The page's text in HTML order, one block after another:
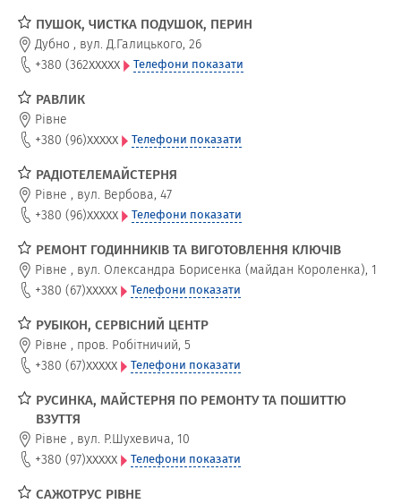
ПУШОК, ЧИСТКА ПОДУШОК, ПЕРИН
Дубно , вул. Д.Галицького, 26
+380 (362xxxxx Телефони показати
РАВЛИК
Рівне
+380 (96)xxxxx Телефони показати
РАДІОТЕЛЕМАЙСТЕРНЯ
Рівне , вул. Вербова, 47
+380 (96)xxxxx Телефони показати
РЕМОНТ ГОДИННИКІВ ТА ВИГОТОВЛЕННЯ КЛЮЧІВ
Рівне , вул. Олександра Борисенка (майдан Короленка), 1
+380 (67)xxxxx Телефони показати
РУБІКОН, СЕРВІСНИЙ ЦЕНТР
Рівне , пров. Робітничий, 5
+380 (67)xxxxx Телефони показати
РУСИНКА, МАЙСТЕРНЯ ПО РЕМОНТУ ТА ПОШИТТЮ
ВЗУТТЯ
Рівне , вул. Р.Шухевича, 10
+380 (97)xxxxx Телефони показати
САЖОТРУС РІВНЕ